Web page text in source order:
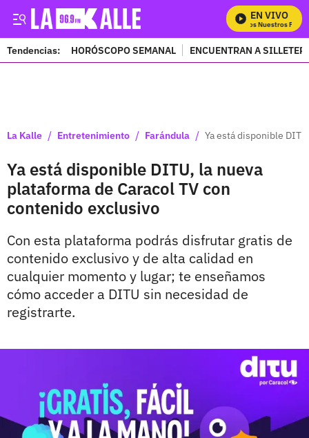
EN VIVO
Mira Todos Nuestros
Tendencias: HORÓSCOPO SEMANAL ENCUENTRAN A
La Kalle / Entretenimiento / Farándula / Ya está disponible
Ya está disponible DITU, la nueva
plataforma de Caracol TV con
contenido exclusivo
Con esta plataforma podrás disfrutar gratis de
contenido exclusivo y de alta calidad en
cualquier momento y lugar; te enseñamos
cómo acceder a DITU sin necesidad de
registrarte.